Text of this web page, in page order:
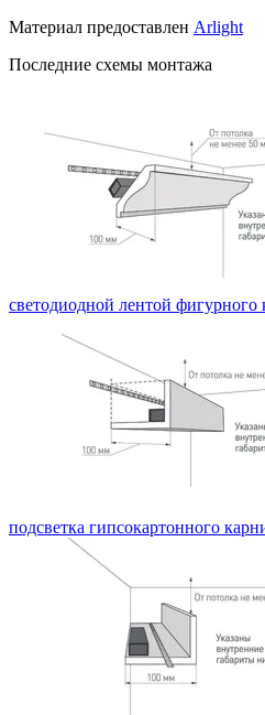
Материал предоставлен Arlight
Последние схемы монтажа
светодиодной лентой фигурного
подсветка гипсокартонного